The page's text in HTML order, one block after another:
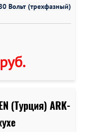
Вольт (трехфазный)
.
(Турция) ARK-